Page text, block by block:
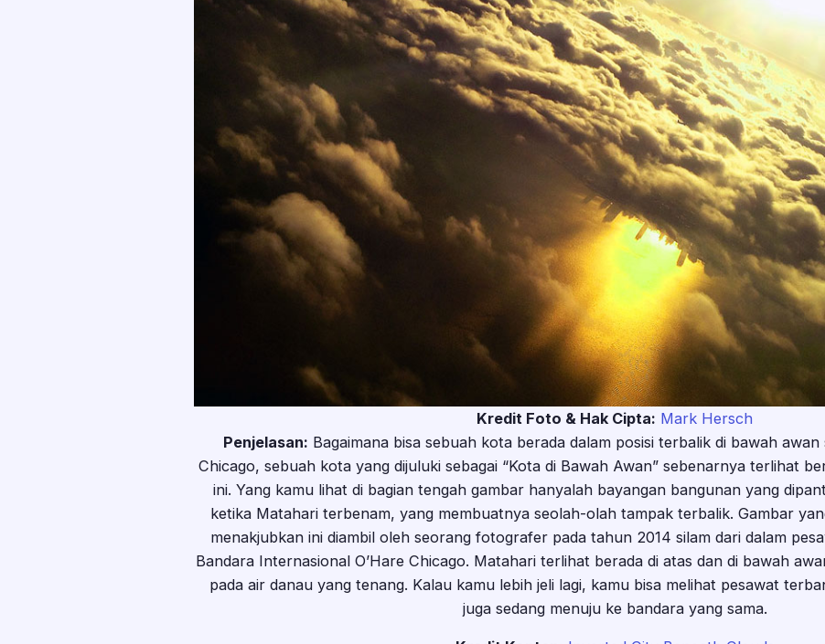
Kredit Foto & Hak Cipta: Mark Hersch
Penjelasan: Bagaimana bisa sebuah kota berada dalam posisi terbalik di bawah
Chicago, sebuah kota yang dijuluki sebagai “Kota di Bawah Awan” sebenarnya terlihat
ini. Yang kamu lihat di bagian tengah gambar hanyalah bayangan bangunan yang
ketika Matahari terbenam, yang membuatnya seolah-olah tampak terbalik. Gambar
menakjubkan ini diambil oleh seorang fotografer pada tahun 2014 silam dari dalam
Bandara Internasional O’Hare Chicago. Matahari terlihat berada di atas dan di bawah
pada air danau yang tenang. Kalau kamu lebih jeli lagi, kamu bisa melihat pesawat
juga sedang menuju ke bandara yang sama.